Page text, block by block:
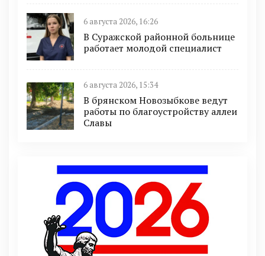
6 августа 2026, 16:26
В Суражской районной больнице
работает молодой специалист
6 августа 2026, 15:34
В брянском Новозыбкове ведут
работы по благоустройству аллеи
Славы